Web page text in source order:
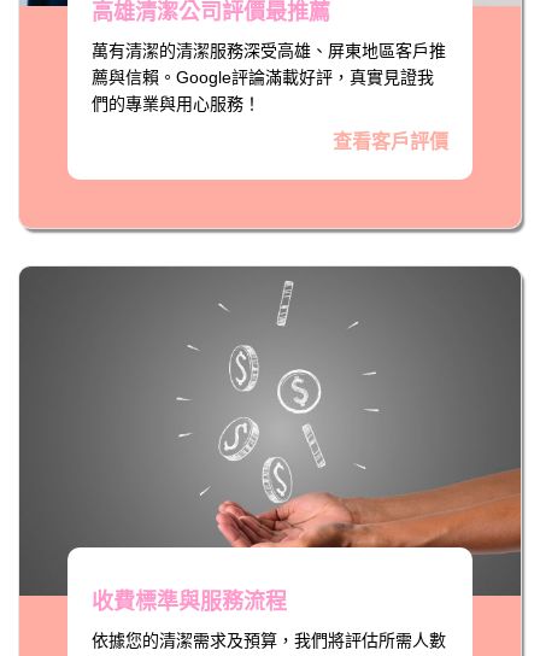
高雄清潔公司評價最推薦
萬有清潔的清潔服務深受高雄、屏東地區客戶推
薦與信賴。Google評論滿載好評，真實見證我
們的專業與用心服務！
查看客戶評價
收費標準與服務流程
依據您的清潔需求及預算，我們將評估所需人數